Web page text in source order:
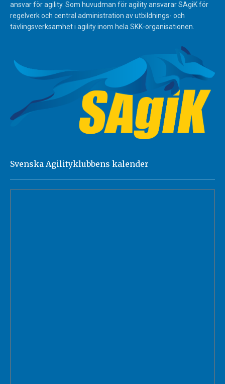
ansvar för agility. Som huvudman för agility ansvarar SAgiK för
regelverk och central administration av utbildnings- och
tävlingsverksamhet i agility inom hela SKK-organisationen.
Svenska Agilityklubbens kalender